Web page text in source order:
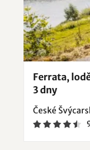
Ferrata,
3 dny
České